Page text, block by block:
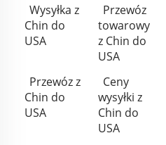
Wysyłka z
Chin do
USA
Przewóz
towarowy
z Chin do
USA
Przewóz z
Chin do
USA
Ceny
wysyłki z
Chin do
USA